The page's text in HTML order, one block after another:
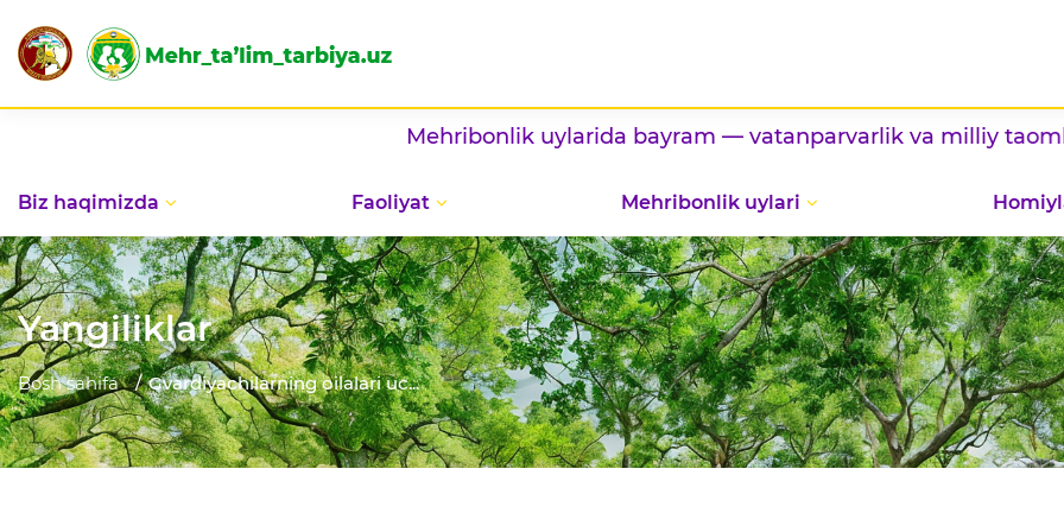
Mehribonlik uylarida bayram — vatanparvarlik va milliy taomlar
Biz haqimizda Faoliyat Mehribonlik uylari
Yangiliklar
Bosh sahifa Gvardiyachilarning oilalari uc...